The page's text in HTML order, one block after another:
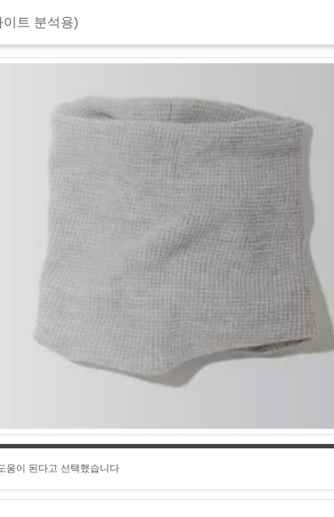
트 분석용)
움이 된다고 선택했습니다